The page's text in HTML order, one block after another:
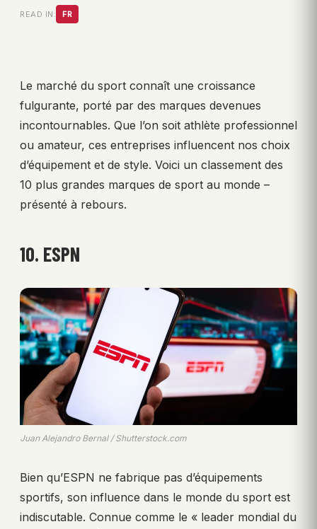
READ IN: FR
Le marché du sport connaît une croissance
fulgurante, porté par des marques devenues
incontournables. Que l’on soit athlète professionnel
ou amateur, ces entreprises influencent nos choix
d’équipement et de style. Voici un classement des
10 plus grandes marques de sport au monde –
présenté à rebours.
10. ESPN
Juan Alejandro Bernal / Shutterstock.com
Bien qu’ESPN ne fabrique pas d’équipements
sportifs, son influence dans le monde du sport est
indiscutable. Connue comme le « leader mondial du